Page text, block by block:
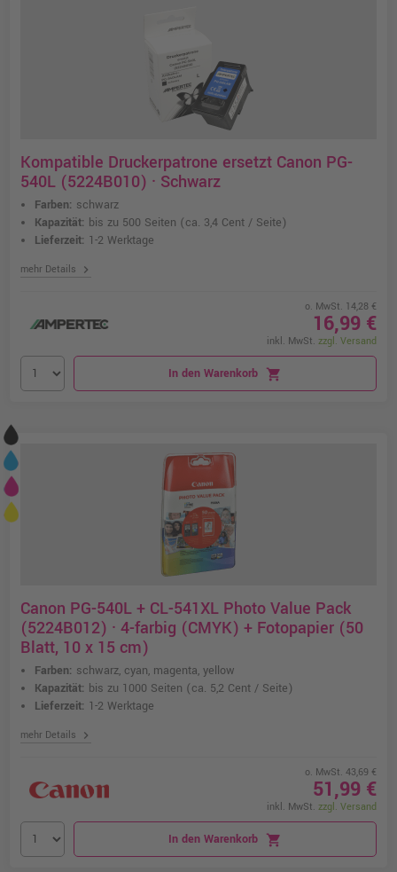
Kompatible Druckerpatrone ersetzt Canon PG-
540L (5224B010) · Schwarz
Farben: schwarz
Kapazität: bis zu 500 Seiten (ca. 3,4 Cent / Seite)
Lieferzeit: 1-2 Werktage
mehr Details chevron_right
o. MwSt. 14,28 €
16,99 €
inkl. MwSt. zzgl. Versand
In den Warenkorb shopping_cart
Canon PG-540L + CL-541XL Photo Value Pack
(5224B012) · 4-farbig (CMYK) + Fotopapier (50
Blatt, 10 x 15 cm)
Farben: schwarz, cyan, magenta, yellow
Kapazität: bis zu 1000 Seiten (ca. 5,2 Cent / Seite)
Lieferzeit: 1-2 Werktage
mehr Details chevron_right
o. MwSt. 43,69 €
51,99 €
inkl. MwSt. zzgl. Versand
In den Warenkorb shopping_cart